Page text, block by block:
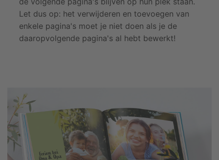
Let dus op: het verwijderen en toevoegen van
enkele pagina's moet je niet doen als je de
daaropvolgende pagina's al hebt bewerkt!